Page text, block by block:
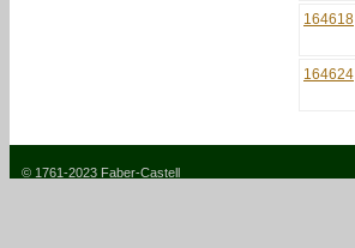
164618
164624
© 1761-2023 Faber-Castell